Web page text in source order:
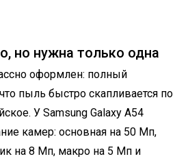
но нужна только одна
оформлен: полный
пыль быстро скапливается по
У Samsung Galaxy A54
камер: основная на 50 Мп,
на 8 Мп, макро на 5 Мп и